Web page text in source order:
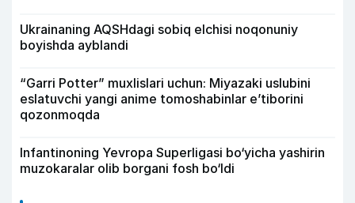
Ukrainaning AQSHdagi sobiq elchisi noqonuniy
boyishda ayblandi
“Garri Potter” muxlislari uchun: Miyazaki uslubini
eslatuvchi yangi anime tomoshabinlar e’tiborini
qozonmoqda
Infantinoning Yevropa Superligasi bo‘yicha yashirin
muzokaralar olib borgani fosh bo‘ldi